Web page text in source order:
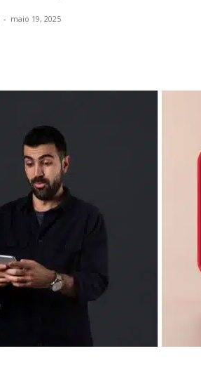
- maio 19, 2025